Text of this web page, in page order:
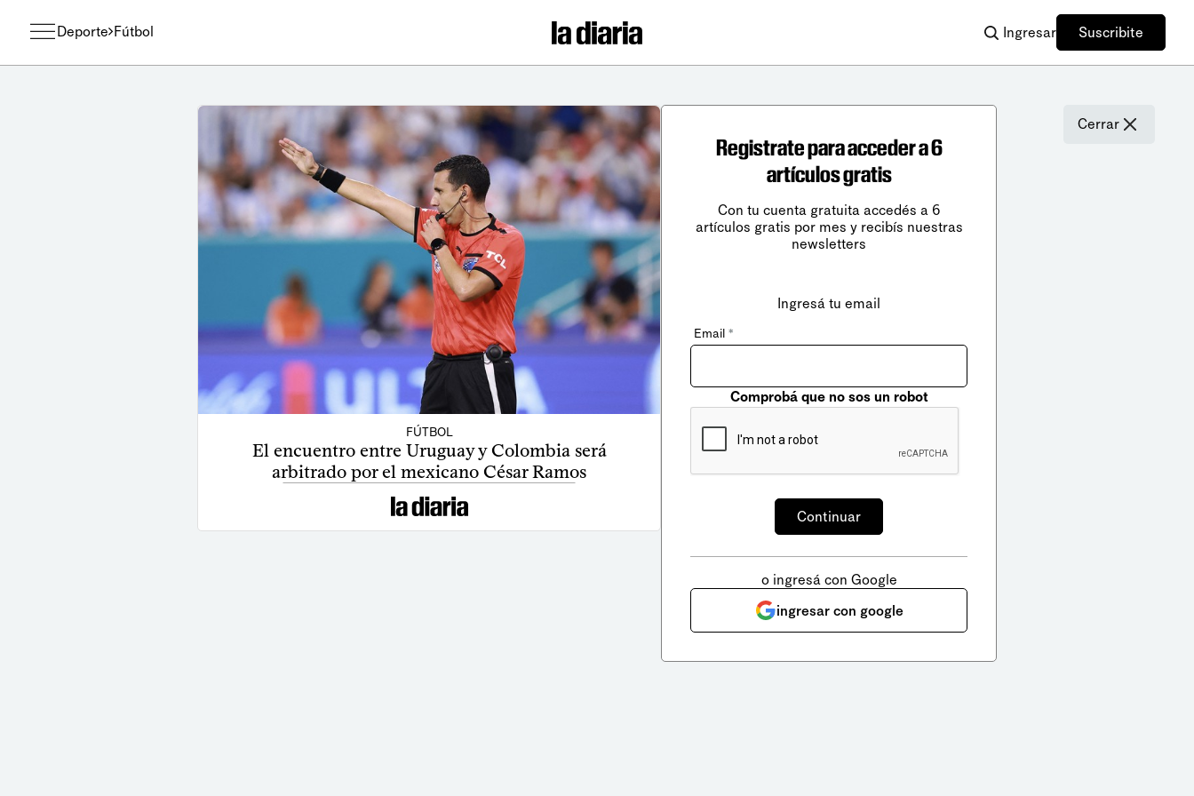
Deporte Fútbol Ingresar Suscribite
FÚTBOL
El encuentro entre Uruguay y Colombia será
arbitrado por el mexicano César Ramos
Cerrar
Registrate para acceder a 6
artículos gratis
Con tu cuenta gratuita accedés a 6
artículos gratis por mes y recibís nuestras
newsletters
Ingresá tu email
Email *
Comprobá que no sos un robot
o ingresá con Google
ingresar con google